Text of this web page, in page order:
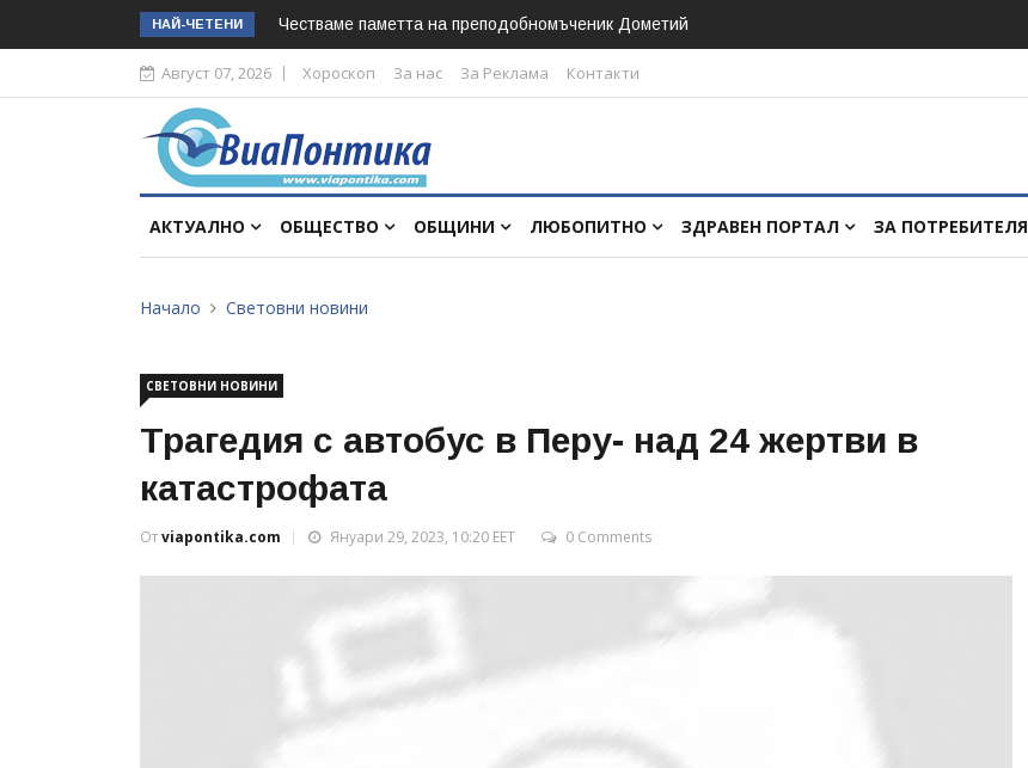
НАЙ-ЧЕТЕНИ Честваме паметта на преподобномъченик Дометий
Август 07, 2026 Хороскоп За нас За Реклама Контакти
АКТУАЛНО ОБЩЕСТВО ОБЩИНИ ЛЮБОПИТНО ЗДРАВЕН ПОРТАЛ ЗА ПОТРЕБИТЕЛЯ
Начало Световни новини
СВЕТОВНИ НОВИНИ
Трагедия с автобус в Перу- над 24 жертви в
катастрофата
Отviapontika.com Януари 29, 2023, 10:20 EET 0 Comments